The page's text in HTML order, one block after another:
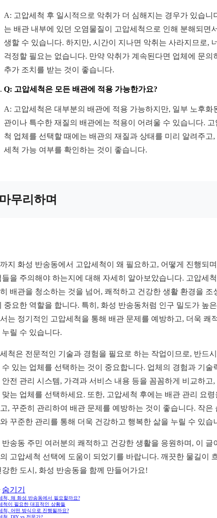
A: 고압세척 후 일시적으로 악취가 더 심해지는 경우가 있습니
는 배관 내부에 있던 오염물질이 고압세척으로 인해 분해되면
생할 수 있습니다. 하지만, 시간이 지나면 악취는 사라지므로,
걱정할 필요는 없습니다. 만약 악취가 계속된다면 업체에 문의
추가 조치를 받는 것이 좋습니다.
Q: 고압세척은 모든 배관에 적용 가능한가요?
A: 고압세척은 대부분의 배관에 적용 가능하지만, 일부 노후화
관이나 특수한 재질의 배관에는 적용이 어려울 수 있습니다. 고
척 업체를 선택할 때에는 배관의 재질과 상태를 미리 알려주고,
세척 가능 여부를 확인하는 것이 좋습니다.
무리하며
지 화성 반송동에서 고압세척이 왜 필요하고, 어떻게 진행되
들을 주의해야 하는지에 대해 자세히 알아보았습니다. 고압세
배관을 청소하는 것을 넘어, 쾌적하고 건강한 생활 환경을 조
중요한 역할을 합니다. 특히, 화성 반송동처럼 인구 밀도가 높
는 정기적인 고압세척을 통해 배관 문제를 예방하고, 더욱 쾌
누릴 수 있습니다.
척은 전문적인 기술과 경험을 필요로 하는 작업이므로, 반드
수 있는 업체를 선택하는 것이 중요합니다. 업체의 경험과 기술
안전 관리 시스템, 가격과 서비스 내용 등을 꼼꼼하게 비교하고,
맞는 업체를 선택하세요. 또한, 고압세척 후에는 배관 관리 요령
, 꾸준히 관리하여 배관 문제를 예방하는 것이 좋습니다. 작은
꾸준한 관리를 통해 더욱 건강하고 행복한 삶을 누릴 수 있습
반송동 주민 여러분의 쾌적하고 건강한 생활을 응원하며, 이 글
고압세척 선택에 도움이 되었기를 바랍니다. 깨끗한 물길이
강한 도시, 화성 반송동을 함께 만들어가요!
숨기기
척, 왜 화성 반송동에서 필요할까요?
척이 필요한 대표적인 상황들
척, 어떤 방식으로 진행될까요?
척, DIY vs 전문가?